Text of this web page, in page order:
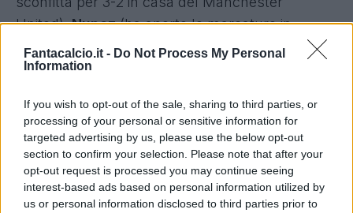
Fantacalcio.it - Do Not Process My Personal
Information
If you wish to opt-out of the sale, sharing to third parties, or
processing of your personal or sensitive information for
targeted advertising by us, please use the below opt-out
section to confirm your selection. Please note that after your
opt-out request is processed you may continue seeing
interest-based ads based on personal information utilized by
us or personal information disclosed to third parties prior to
United),Nunez(ha aperto le marcature in
Burnley-Liverpool 0-2) eCunha(2-0 in
Wolverhampton-Everton 3-0).
New entry settimanaliWood(tripletta da 2,5 gol
ponderati che ha permesso al Nottingham
Forest di passare dallo 0-1 al 3-1 finale contro il
Nottingham Forest),Olise (1-1 del Crystal Palace
nella sconfitta per 2-1 in casa del Chelsea e reti